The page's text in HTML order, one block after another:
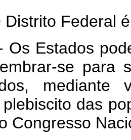
Distrito Federal
Os Estados
se para
mediante
das
Congresso